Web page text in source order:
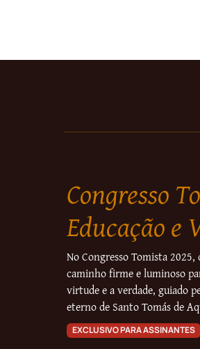
Congresso
Educação e
No Congresso Tomista 2025,
caminho firme e luminoso
virtude e a verdade, guiado
eterno de Santo Tomás de
EXCLUSIVO PARA ASSINANTES